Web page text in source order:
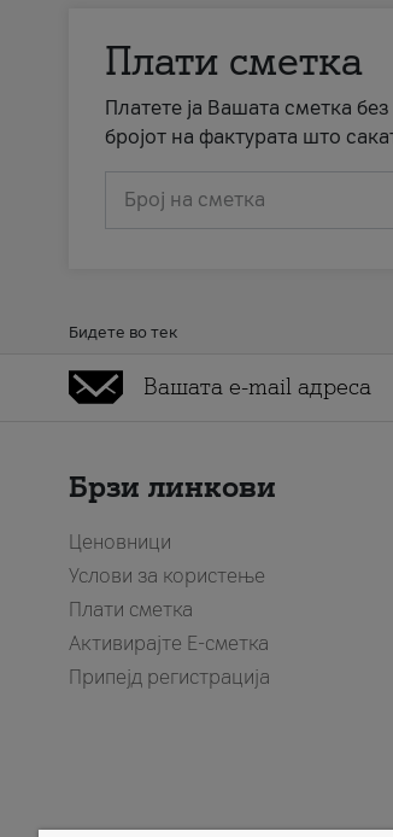
Плати сметка
Платете ја Вашата сметка
бројот на фактурата што
Број на сметка
Бидете во тек
Брзи линкови
Ценовници
Услови за користење
Плати сметка
Активирајте Е-сметка
Припејд регистрација